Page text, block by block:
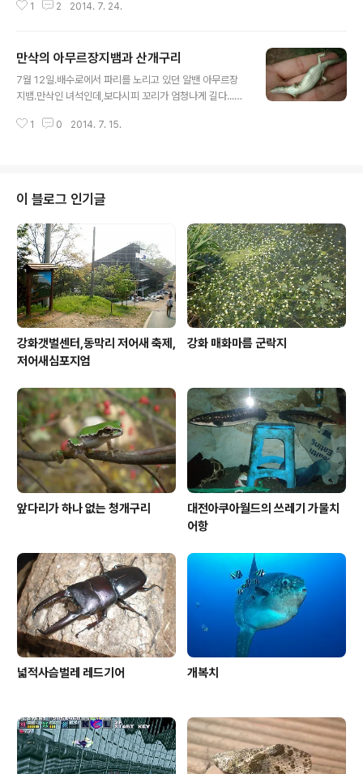
못 찍었다. 또 한 마리 만나서 다행이다...ㅋ
1 2 2014. 7. 24.
만삭의 아무르장지뱀과 산개구리
7월 12일.배수로에서 파리를 노리고 있던 알밴 아무르장
지뱀.만삭인 녀석인데,보다시피 꼬리가 엄청나게 길다...태
긋하게 자던 산개구리 한 마리.
1 0 2014. 7. 15.
이 블로그 인기글
강화갯벌센터,동막리 저어새 축제,
저어새심포지엄
강화 매화마름 군락지
앞다리가 하나 없는 청개구리
대전아쿠아월드의 쓰레기 가물치
어항
넓적사슴벌레 레드기어 개복치